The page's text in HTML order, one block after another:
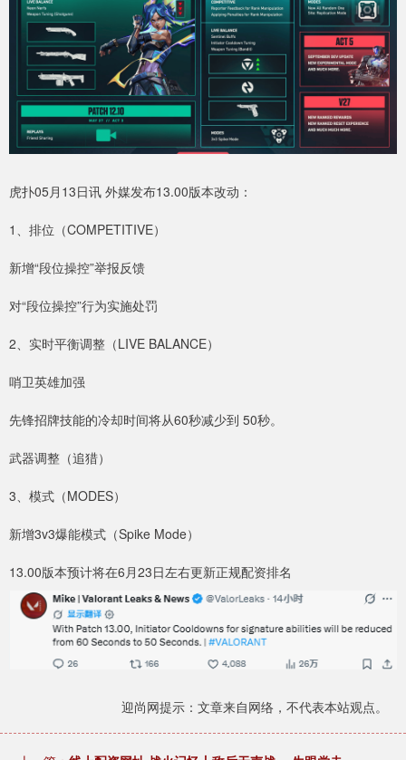
虎扑05月13日讯 外媒发布13.00版本改动：
1、排位（COMPETITIVE）
新增“段位操控”举报反馈
对“段位操控”行为实施处罚
2、实时平衡调整（LIVE BALANCE）
哨卫英雄加强
先锋招牌技能的冷却时间将从60秒减少到 50秒。
武器调整（追猎）
3、模式（MODES）
新增3v3爆能模式（Spike Mode）
13.00版本预计将在6月23日左右更新正规配资排名
迎尚网提示：文章来自网络，不代表本站观点。